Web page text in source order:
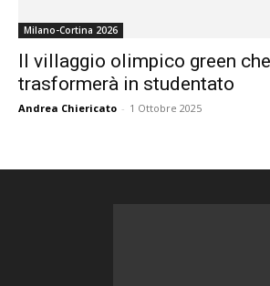
Milano-Cortina 2026
Il villaggio olimpico green
trasformerà in studentato
Andrea Chiericato - 1 Ottobre 2025